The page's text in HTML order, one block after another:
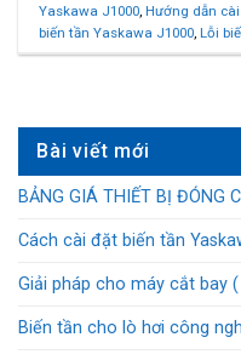
Yaskawa J1000,Hướng dẫn
biến tần Yaskawa J1000,Lỗi
Bài viết mới
BẢNG GIÁ THIẾT BỊ ĐÓNG
Cách cài đặt biến tần
Giải pháp cho máy cắt bay
Biến tần cho lò hơi công